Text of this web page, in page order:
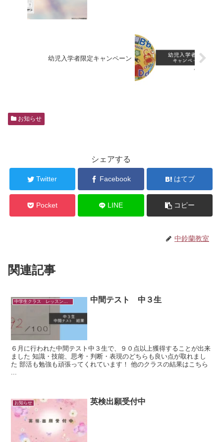
幼児入学者限定キャンペーン
お知らせ
シェアする
Twitter Facebook はてブ
Pocket LINE コピー
中鈴蘭教室
関連記事
中学生クラス レッスンの様子 中間テスト 中３生
６月に行われた中間テスト中３生で、９０点以上獲得することが出来
ました 知識・技能、思考・判断・表現のどちらも良い点が取れまし
た 部活も勉強も頑張ってくれています！ 他のクラスの結果はこちら
お知らせ 英検出願受付中